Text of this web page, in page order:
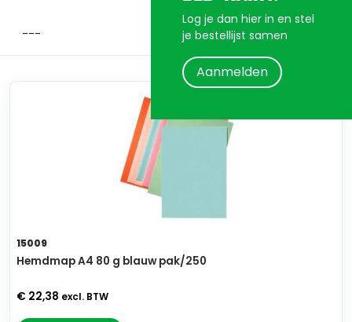
Log je dan hier in en stel
je bestellijst samen
Aanmelden
15009
Hemdmap A4 80 g blauw pak/250
€ 22,38 excl. BTW